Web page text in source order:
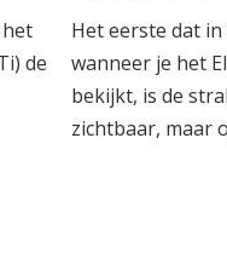
de
Het eerste dat
wanneer je het
bekijkt, is de
zichtbaar, maar